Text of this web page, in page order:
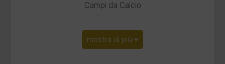
Campi da Calcio
mostra di più